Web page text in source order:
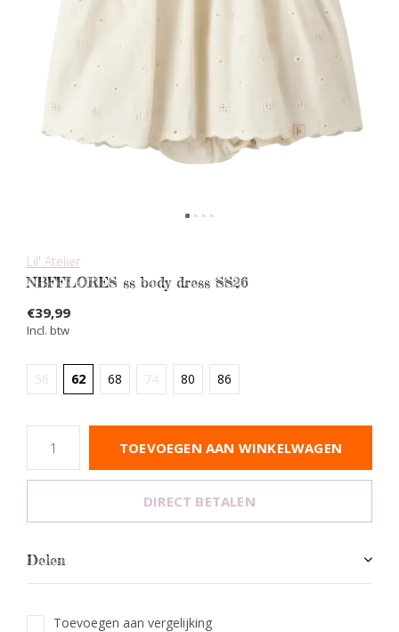
Lil' Atelier
NBFFLORES ss body dress SS26
€39,99
Incl. btw
56 62 68 74 80 86
TOEVOEGEN AAN WINKELWAGEN
DIRECT BETALEN
Delen
Toevoegen aan vergelijking